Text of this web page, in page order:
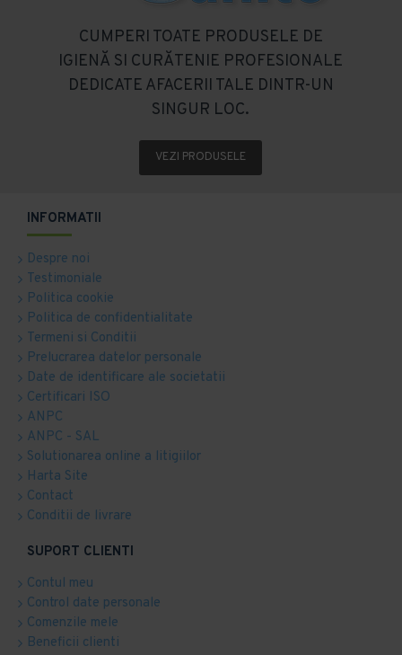
CUMPERI TOATE PRODUSELE DE
IGIENĂ SI CURĂTENIE PROFESIONALE
DEDICATE AFACERII TALE DINTR-UN
SINGUR LOC.
VEZI PRODUSELE
INFORMATII
Despre noi
Testimoniale
Politica cookie
Politica de confidentialitate
Termeni si Conditii
Prelucrarea datelor personale
Date de identificare ale societatii
Certificari ISO
ANPC
ANPC - SAL
Solutionarea online a litigiilor
Harta Site
Contact
Conditii de livrare
SUPORT CLIENTI
Contul meu
Control date personale
Comenzile mele
Beneficii clienti